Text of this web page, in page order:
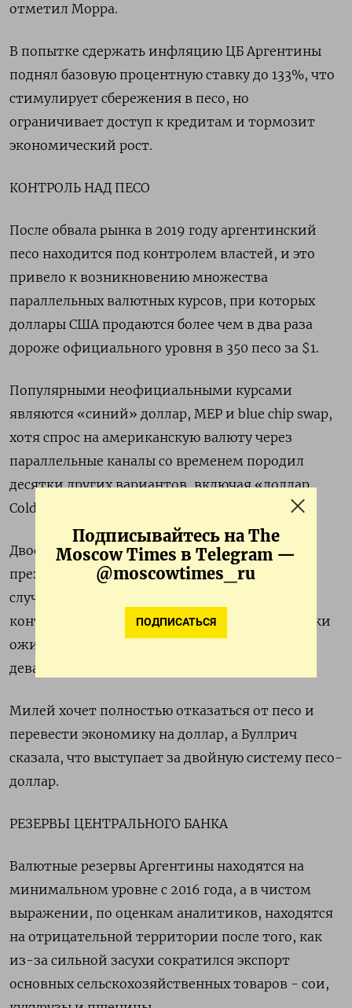
Подписывайтесь на The
Moscow Times в Telegram —
@moscowtimes_ru
ПОДПИСАТЬСЯ
отметил Морра.
В попытке сдержать инфляцию ЦБ Аргентины
поднял базовую процентную ставку до 133%, что
стимулирует сбережения в песо, но
ограничивает доступ к кредитам и тормозит
экономический рост.
КОНТРОЛЬ НАД ПЕСО
После обвала рынка в 2019 году аргентинский
песо находится под контролем властей, и это
привело к возникновению множества
параллельных валютных курсов, при которых
доллары США продаются более чем в два раза
дороже официального уровня в 350 песо за $1.
Популярными неофициальными курсами
являются «синий» доллар, MEP и blue chip swap,
хотя спрос на американскую валюту через
параллельные каналы со временем породил
десятки других вариантов, включая «доллар
Coldplay» и «доллар Malbec».
Двое из трех основных кандидатов в
президенты, Милей и Буллрич, пообещали в
случае победы на выборах быстро отменить
контроль над движением капитала. Аналитики
ожидают, что это приведет к резкой
девальвации официального обменного курса.
Милей хочет полностью отказаться от песо и
перевести экономику на доллар, а Буллрич
сказала, что выступает за двойную систему песо-
доллар.
РЕЗЕРВЫ ЦЕНТРАЛЬНОГО БАНКА
Валютные резервы Аргентины находятся на
минимальном уровне с 2016 года, а в чистом
выражении, по оценкам аналитиков, находятся
на отрицательной территории после того, как
из-за сильной засухи сократился экспорт
основных сельскохозяйственных товаров - сои,